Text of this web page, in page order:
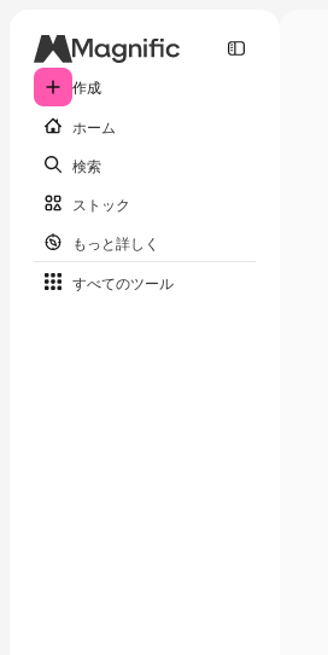
作成
ホーム
検索
ストック
もっと詳しく
すべてのツール